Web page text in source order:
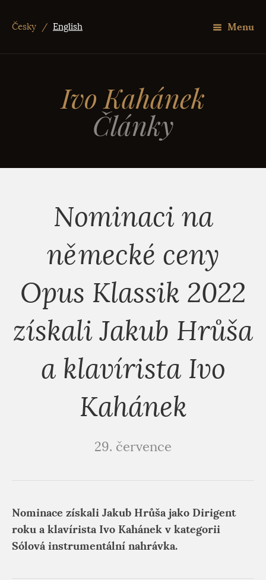
Menu
Česky / English
Ivo Kahánek
Články
Nominaci na
německé ceny
Opus Klassik 2022
získali Jakub Hrůša
a klavírista Ivo
Kahánek
29. července
Nominace získali Jakub Hrůša jako Dirigent
roku a klavírista Ivo Kahánek v kategorii
Sólová instrumentální nahrávka.